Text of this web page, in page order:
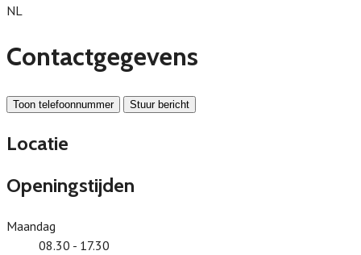
NL
Contactgegevens
Toon telefoonnummer Stuur bericht
Locatie
Openingstijden
Maandag
08.30 - 17.30